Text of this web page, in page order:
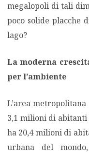
megalopoli di tali
poco solide placche
lago?
La moderna
per l’ambiente
L’area
3,1 milioni di abitanti
ha 20,4 milioni di
urbana del